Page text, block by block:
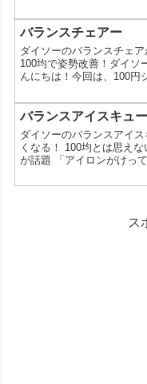
付） 価格 100円 シルクハ
価格 100円 デビルヘアピン
バランスチェアー
ダイソーのバランスチェ
100均で姿勢改善！ダイソ
んにちは！今回は、100円
え、100均でバランスチェ
れません。そこで今回は
的に解説していきます。
位 姿勢が自然とよくなる
バランスアイスキュ
ダイソーのバランスアイ
くなる！ 100均とは思え
が話題 「アイロンがけっ
スキューブ」が、アイロ
キューブが人気なの？ 価
ス